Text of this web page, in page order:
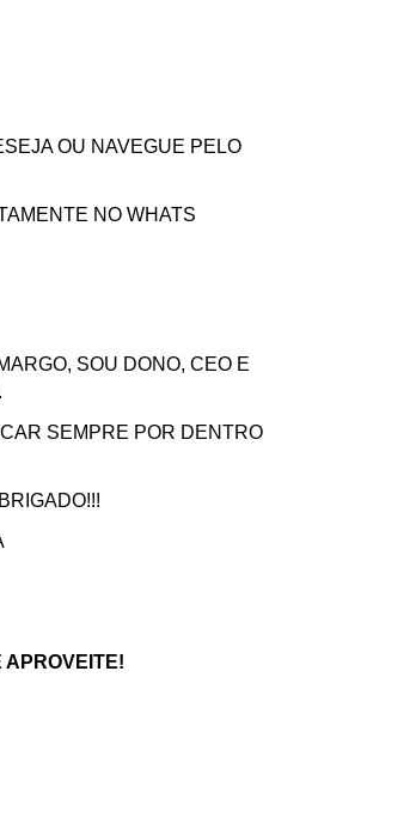
OU NAVEGUE PELO
NO WHATS
SOU DONO, CEO E
SEMPRE POR DENTRO
APROVEITE!